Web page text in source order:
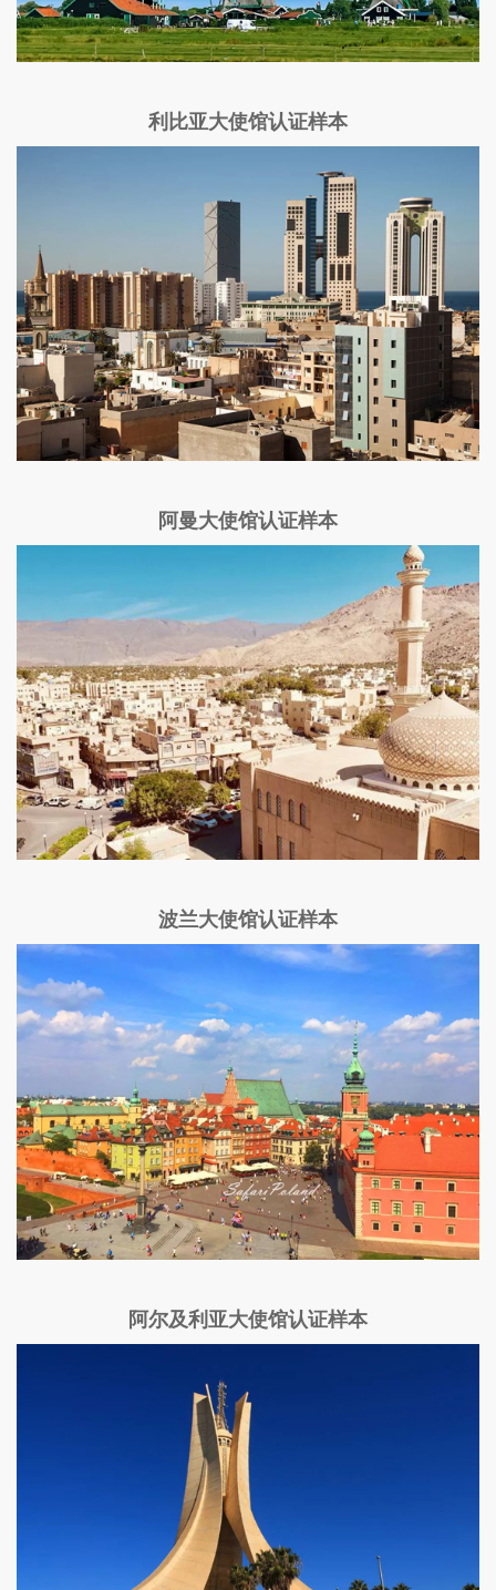
利比亚大使馆认证样本
阿曼大使馆认证样本
波兰大使馆认证样本
阿尔及利亚大使馆认证样本